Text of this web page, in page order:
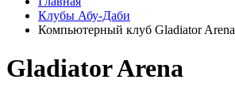
Клубы Абу-Даби
Компьютерный клуб Gladiator Arena
Gladiator Arena